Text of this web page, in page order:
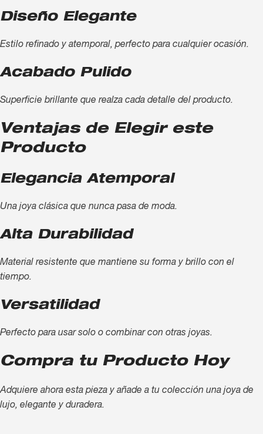
Diseño Elegante
Estilo refinado y atemporal, perfecto para cualquier ocasión.
Acabado Pulido
Superficie brillante que realza cada detalle del producto.
Ventajas de Elegir este
Producto
Elegancia Atemporal
Una joya clásica que nunca pasa de moda.
Alta Durabilidad
Material resistente que mantiene su forma y brillo con el
tiempo.
Versatilidad
Perfecto para usar solo o combinar con otras joyas.
Compra tu Producto Hoy
Adquiere ahora esta pieza y añade a tu colección una joya de
lujo, elegante y duradera.